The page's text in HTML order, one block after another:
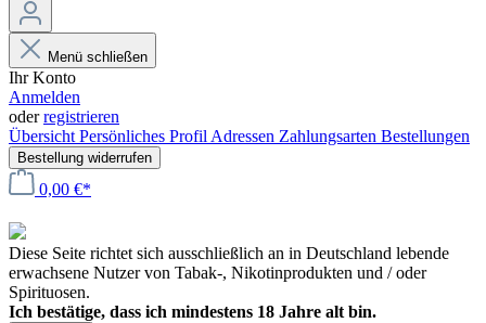
Menü schließen
Ihr Konto
Anmelden
oderregistrieren
Übersicht Persönliches Profil Adressen Zahlungsarten Bestellungen
Bestellung widerrufen
0,00 €*
Diese Seite richtet sich ausschließlich an in Deutschland lebende
erwachsene Nutzer von Tabak-, Nikotinprodukten und / oder
Spirituosen.
Ich bestätige, dass ich mindestens 18 Jahre alt bin.